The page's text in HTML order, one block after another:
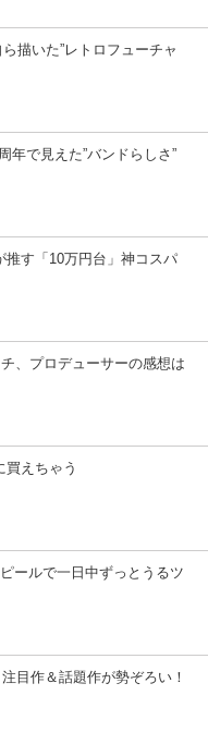
描いた”レトロフューチャ
年で見えた”バンドらしさ”
推す「10万円台」神コスパ
、プロデューサーの感想は
買えちゃう
ールで一日中ずっとうるツ
目作＆話題作が勢ぞろい！